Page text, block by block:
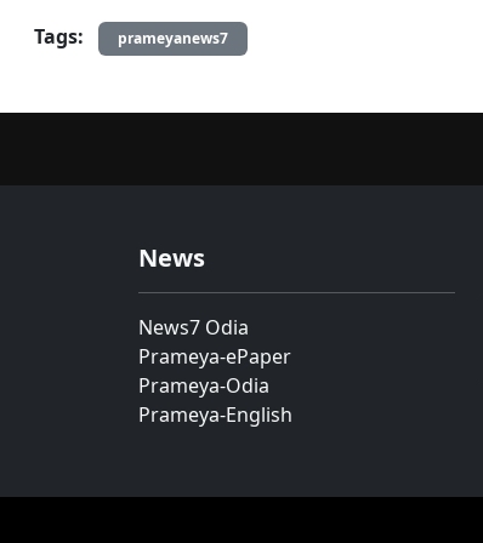
Tags: prameyanews7
News
News7 Odia
Prameya-ePaper
Prameya-Odia
Prameya-English